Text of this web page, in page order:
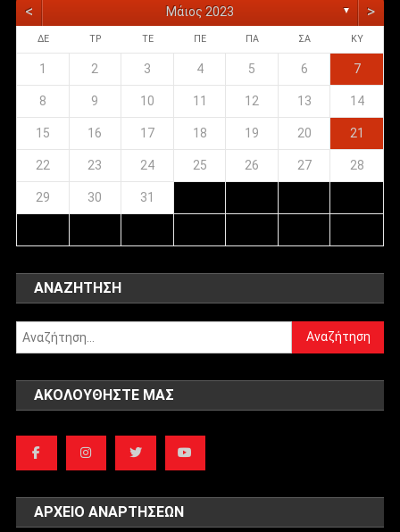
< Μάιος 2023 ▼ >
ΔΕ ΤΡ ΤΕ ΠΕ ΠΑ ΣΑ ΚΥ
1 2 3 4 5 6 7
8 9 10 11 12 13 14
15 16 17 18 19 20 21
22 23 24 25 26 27 28
29 30 31
ΑΝΑΖΉΤΗΣΗ
Αναζήτηση
για:
ΑΚΟΛΟΥΘΉΣΤΕ ΜΑΣ
ΑΡΧΕΊΟ ΑΝΑΡΤΉΣΕΩΝ